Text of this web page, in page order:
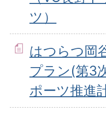
ツ）
はつらつ岡
プラン(第3
ポーツ推進